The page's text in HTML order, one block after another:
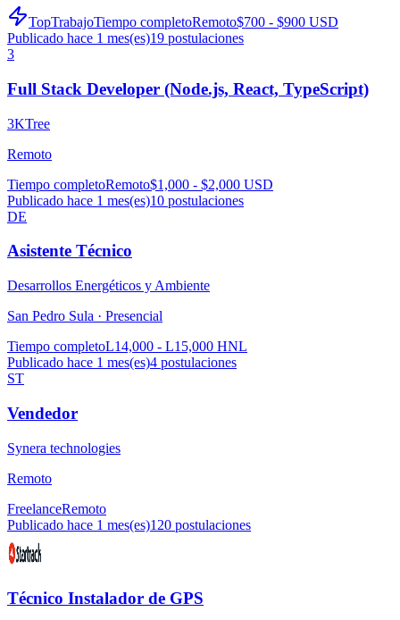
TopTrabajoTiempo completoRemoto$700 - $900 USD
Publicado hace 1 mes(es)19 postulaciones
3
Full Stack Developer (Node.js, React, TypeScript)
3KTree
Remoto
Tiempo completoRemoto$1,000 - $2,000 USD
Publicado hace 1 mes(es)10 postulaciones
DE
Asistente Técnico
Desarrollos Energéticos y Ambiente
San Pedro Sula · Presencial
Tiempo completoL14,000 - L15,000 HNL
Publicado hace 1 mes(es)4 postulaciones
ST
Vendedor
Synera technologies
Remoto
FreelanceRemoto
Publicado hace 1 mes(es)120 postulaciones
Técnico Instalador de GPS